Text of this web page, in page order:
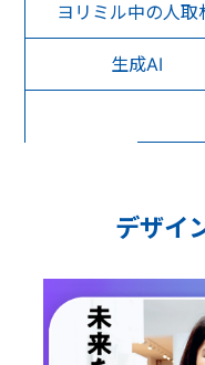
ヨリミル中の人取
生成AI
デザイ